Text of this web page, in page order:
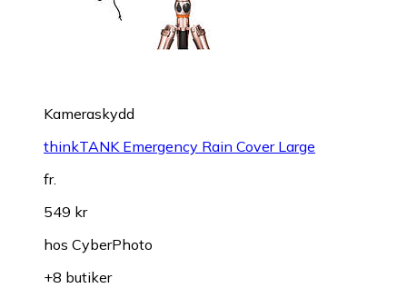
Kameraskydd
thinkTANK Emergency Rain Cover Large
fr.
549 kr
hos CyberPhoto
+8 butiker